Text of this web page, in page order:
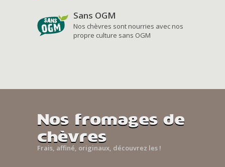
Sans OGM
Nos chèvres sont nourries avec nos
propre culture sans OGM
Nos fromages de
chèvres
Frais, affiné, originaux, découvrez les !